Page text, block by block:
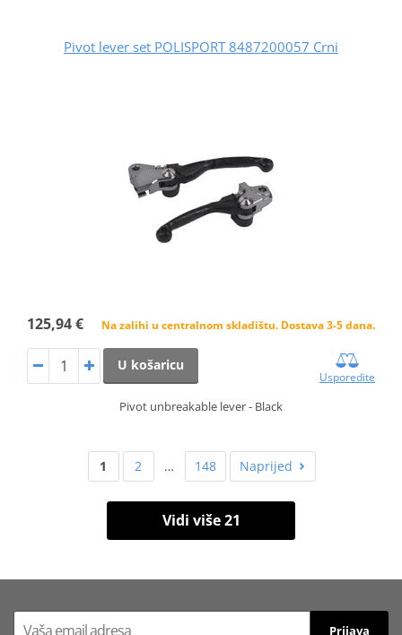
Pivot lever set POLISPORT 8487200057 Crni
125,94 € Na zalihi u centralnom skladištu. Dostava 3-5 dana.
U košaricu
Usporedite
Pivot unbreakable lever - Black
1 2 … 148 Naprijed
Vidi više 21
Prijava